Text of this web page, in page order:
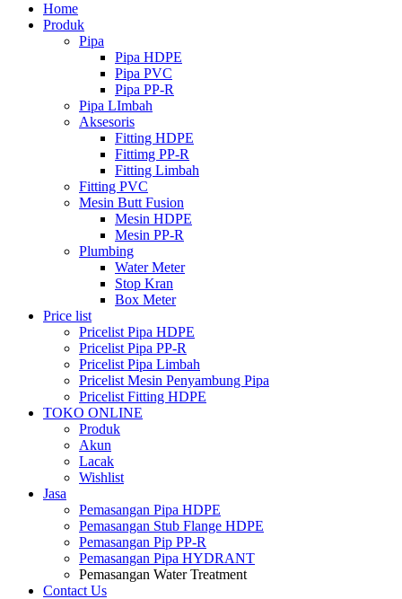
Home
Produk
Pipa
Pipa HDPE
Pipa PVC
Pipa PP-R
Pipa LImbah
Aksesoris
Fitting HDPE
Fittimg PP-R
Fitting Limbah
Fitting PVC
Mesin Butt Fusion
Mesin HDPE
Mesin PP-R
Plumbing
Water Meter
Stop Kran
Box Meter
Price list
Pricelist Pipa HDPE
Pricelist Pipa PP-R
Pricelist Pipa Limbah
Pricelist Mesin Penyambung Pipa
Pricelist Fitting HDPE
TOKO ONLINE
Produk
Akun
Lacak
Wishlist
Jasa
Pemasangan Pipa HDPE
Pemasangan Stub Flange HDPE
Pemasangan Pip PP-R
Pemasangan Pipa HYDRANT
Pemasangan Water Treatment
Contact Us